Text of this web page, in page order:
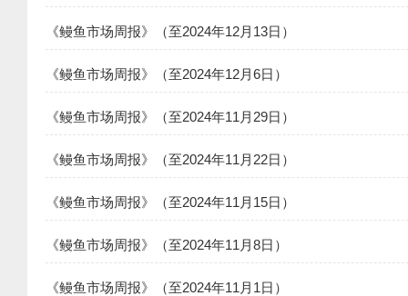
《鳗鱼市场周报》（至2024年12月13日）
《鳗鱼市场周报》（至2024年12月6日）
《鳗鱼市场周报》（至2024年11月29日）
《鳗鱼市场周报》（至2024年11月22日）
《鳗鱼市场周报》（至2024年11月15日）
《鳗鱼市场周报》（至2024年11月8日）
《鳗鱼市场周报》（至2024年11月1日）